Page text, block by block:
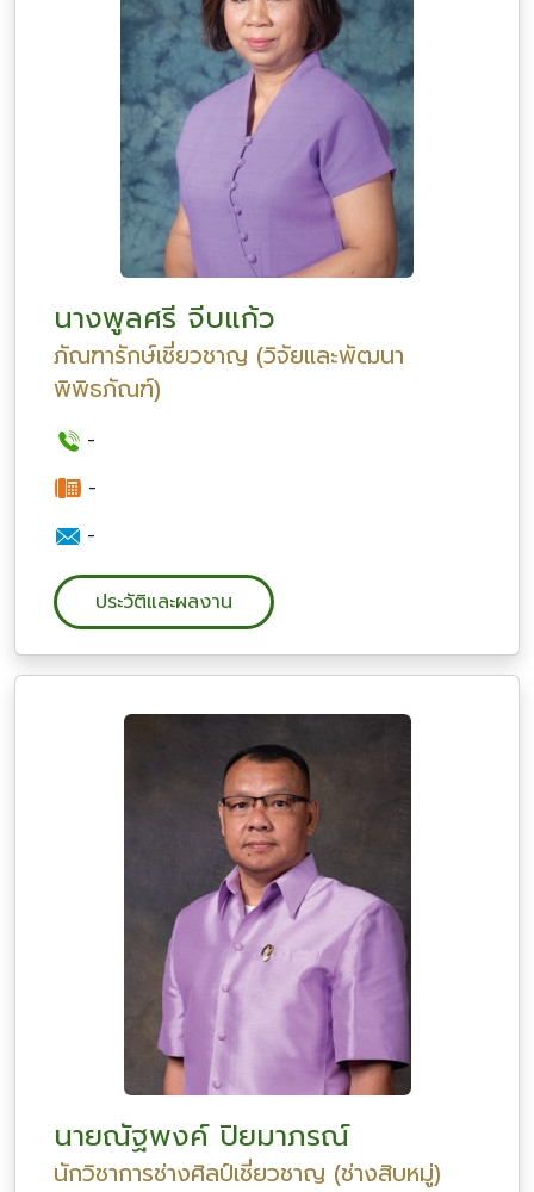
นางพูลศรี จีบแก้ว
ภัณฑารักษ์เชี่ยวชาญ (วิจัยและพัฒนา
พิพิธภัณฑ์)
-
-
-
ประวัติและผลงาน
นายณัฐพงค์ ปิยมาภรณ์
นักวิชาการช่างศิลป์เชี่ยวชาญ (ช่างสิบหมู่)